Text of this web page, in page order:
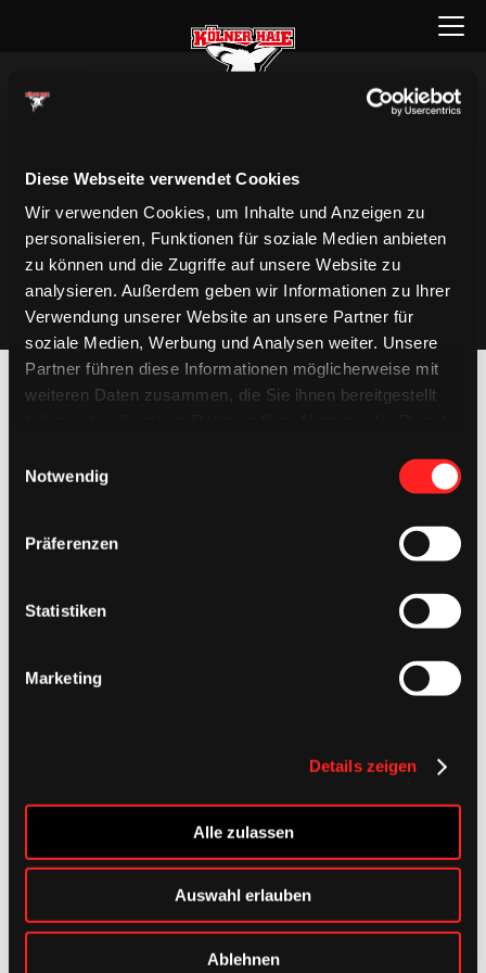
Diese Webseite verwendet Cookies
Wir verwenden Cookies, um Inhalte und Anzeigen zu
personalisieren, Funktionen für soziale Medien anbieten
zu können und die Zugriffe auf unsere Website zu
analysieren. Außerdem geben wir Informationen zu Ihrer
Verwendung unserer Website an unsere Partner für
soziale Medien, Werbung und Analysen weiter. Unsere
Partner führen diese Informationen möglicherweise mit
weiteren Daten zusammen, die Sie ihnen bereitgestellt
Notwendig
Präferenzen
Statistiken
Marketing
Details zeigen
Alle zulassen
Auswahl erlauben
Ablehnen
Menü
öffnen